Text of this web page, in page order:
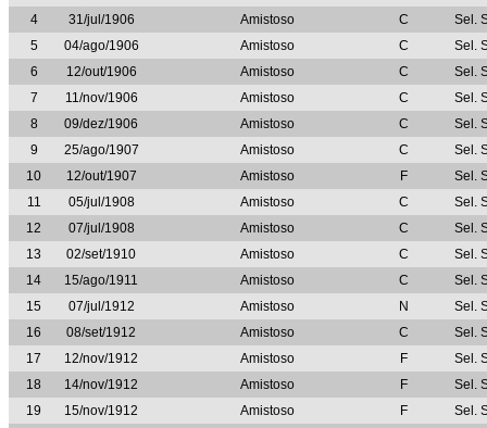
4
31/jul/1906 Amistoso C
Sel.
5
04/ago/1906 Amistoso C
Sel.
6
12/out/1906 Amistoso C
Sel.
7
11/nov/1906 Amistoso C
Sel.
8
09/dez/1906 Amistoso C
Sel.
9
25/ago/1907 Amistoso C
Sel.
10
12/out/1907 Amistoso F
Sel.
11
05/jul/1908 Amistoso C
Sel.
12
07/jul/1908 Amistoso C
Sel.
13
02/set/1910 Amistoso C
Sel.
14
15/ago/1911 Amistoso C
Sel.
15
07/jul/1912 Amistoso N
Sel.
16
08/set/1912 Amistoso C
Sel.
17
12/nov/1912 Amistoso F
Sel.
18
14/nov/1912 Amistoso F
Sel.
19
15/nov/1912 Amistoso F
Sel.